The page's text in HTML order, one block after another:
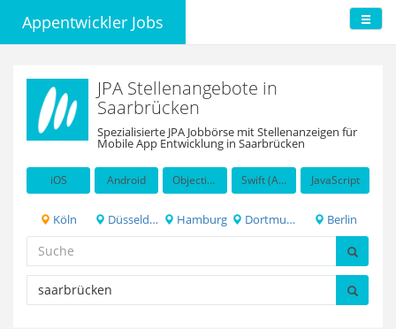
Appentwickler Jobs
JPA Stellenangebote in
Saarbrücken
Spezialisierte JPA Jobbörse mit Stellenanzeigen für
Mobile App Entwicklung in Saarbrücken
iOS Android Objective-C Swift (Apple programming language) JavaScript
Köln Düsseldorf Hamburg Dortmund Berlin